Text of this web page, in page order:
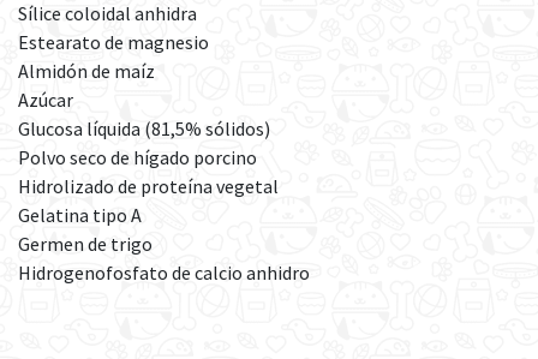
Sílice coloidal anhidra
Estearato de magnesio
Almidón de maíz
Azúcar
Glucosa líquida (81,5% sólidos)
Polvo seco de hígado porcino
Hidrolizado de proteína vegetal
Gelatina tipo A
Germen de trigo
Hidrogenofosfato de calcio anhidro